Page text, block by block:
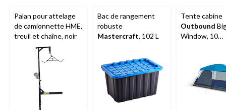
Palan pour attelage
de camionnette HME,
treuil et chaîne, noir
Bac de rangement
robuste
Mastercraft, 102 L
Tente cabine
Outbound
Window, 10